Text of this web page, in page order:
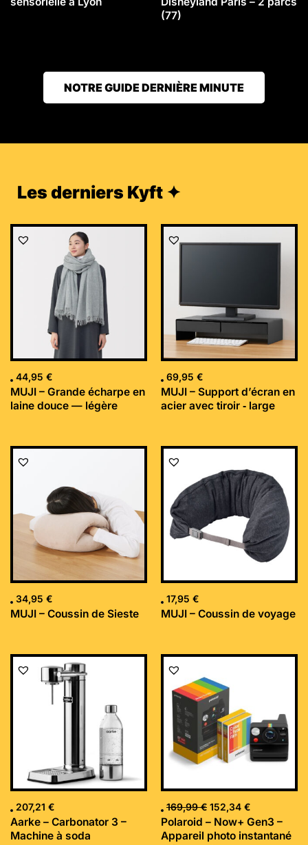
(77)
NOTRE GUIDE DERNIÈRE MINUTE
Les derniers Kyft ✦
44,95 €
MUJI – Grande écharpe en
laine douce — légère
69,95 €
MUJI – Support d’écran en
acier avec tiroir ‐ large
34,95 €
MUJI – Coussin de Sieste
17,95 €
MUJI – Coussin de voyage
207,21 €
Aarke – Carbonator 3 –
Machine à soda
169,99€
Le
initial
était :
169,99 €.
152,34 €
Le
Polaroid – Now+ Gen3 –
Appareil photo instantané